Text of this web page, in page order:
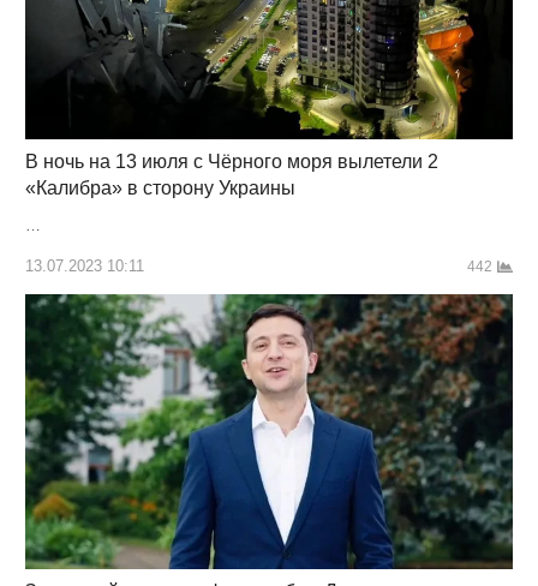
В ночь на 13 июля с Чёрного моря вылетели 2
«Калибра» в сторону Украины
…
13.07.2023 10:11 442